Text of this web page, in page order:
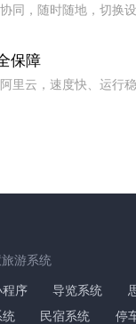
同，随时随地，切换
保障
里云，速度快、运行
游系统
程序 导览系统
统 民宿系统
停